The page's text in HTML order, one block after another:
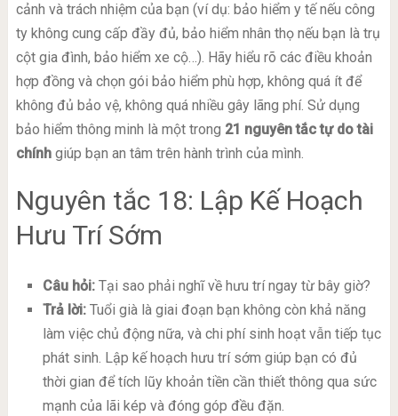
cảnh và trách nhiệm của bạn (ví dụ: bảo hiểm y tế nếu công
ty không cung cấp đầy đủ, bảo hiểm nhân thọ nếu bạn là trụ
cột gia đình, bảo hiểm xe cộ…). Hãy hiểu rõ các điều khoản
hợp đồng và chọn gói bảo hiểm phù hợp, không quá ít để
không đủ bảo vệ, không quá nhiều gây lãng phí. Sử dụng
bảo hiểm thông minh là một trong 21 nguyên tắc tự do tài
chínhgiúp bạn an tâm trên hành trình của mình.
Nguyên tắc 18: Lập Kế Hoạch
Hưu Trí Sớm
Câu hỏi:Tại sao phải nghĩ về hưu trí ngay từ bây giờ?
Trả lời:Tuổi già là giai đoạn bạn không còn khả năng
làm việc chủ động nữa, và chi phí sinh hoạt vẫn tiếp tục
phát sinh. Lập kế hoạch hưu trí sớm giúp bạn có đủ
thời gian để tích lũy khoản tiền cần thiết thông qua sức
mạnh của lãi kép và đóng góp đều đặn.